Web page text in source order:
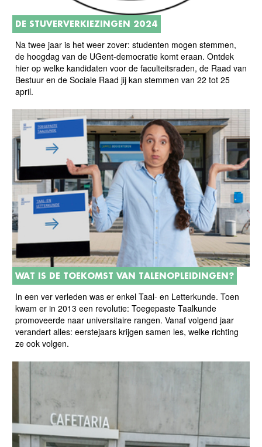
DE STUVERVERKIEZINGEN 2024
Na twee jaar is het weer zover: studenten mogen stemmen,
de hoogdag van de UGent-democratie komt eraan. Ontdek
hier op welke kandidaten voor de faculteitsraden, de Raad van
Bestuur en de Sociale Raad jij kan stemmen van 22 tot 25
april.
WAT IS DE TOEKOMST VAN TALENOPLEIDINGEN?
In een ver verleden was er enkel Taal- en Letterkunde. Toen
kwam er in 2013 een revolutie: Toegepaste Taalkunde
promoveerde naar universitaire rangen. Vanaf volgend jaar
verandert alles: eerstejaars krijgen samen les, welke richting
ze ook volgen.